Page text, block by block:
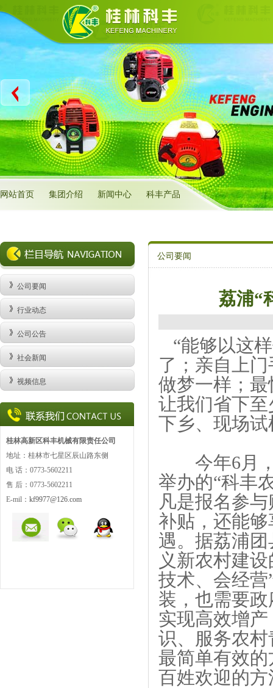
网站首页 集团介绍 新闻中心 科丰产品
公司要闻
行业动态
公司公告
社会新闻
视频信息
桂林高新区科丰机械有限责任公司
地址：桂林市七星区辰山路东侧
电 话：0773-5602211
售 后：0773-5602211
E-mil： kf9977@126.com
公司要闻
荔浦“
“能够以这
了；亲自上
做梦一样；
让我们省下
下乡、现场
今年6月，
举办的“科丰
凡是报名参
补贴，还能够
遇。据荔浦
义新农村建
技术、会经
装，也需要
实现高效增
识、服务农
最简单有效
百姓欢迎的方